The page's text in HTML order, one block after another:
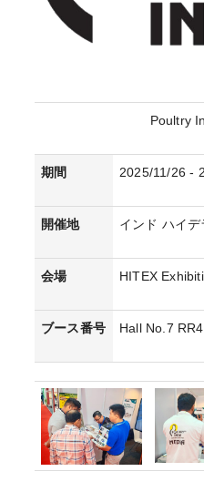
Poultry
期間 2025/11/26 -
開催地 インド ハイデ
会場 HITEX
ブース番号 Hall No.7 RR4